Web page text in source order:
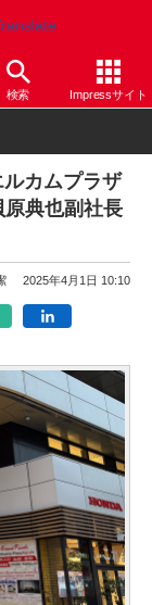
検索 Impressサイト
カムプラザ
典也副社長
2025年4月1日 10:10